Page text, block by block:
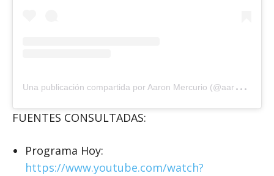
U
na publicación compartida por Aaron Mercurio (@aaronmercury)
FUENTES CONSULTADAS:
Programa Hoy:
https://www.youtube.com/watch?